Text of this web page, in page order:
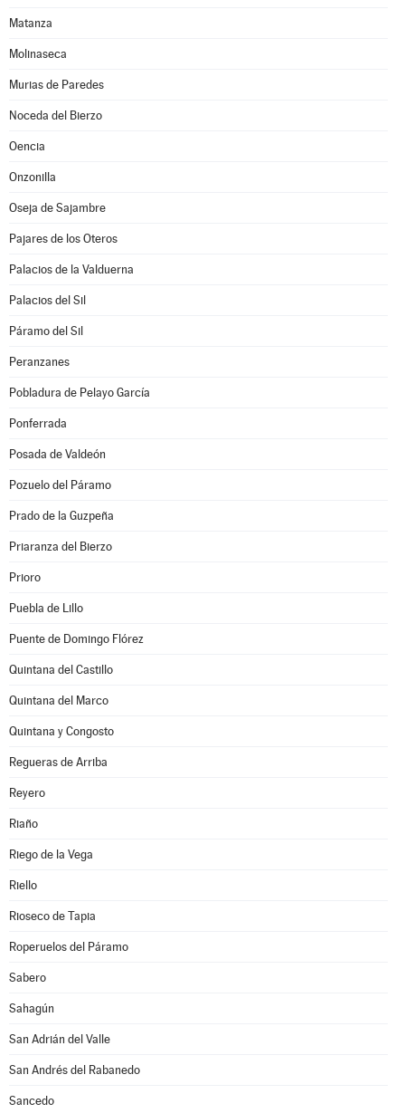
Matanza
Molinaseca
Murias de Paredes
Noceda del Bierzo
Oencia
Onzonilla
Oseja de Sajambre
Pajares de los Oteros
Palacios de la Valduerna
Palacios del Sil
Páramo del Sil
Peranzanes
Pobladura de Pelayo García
Ponferrada
Posada de Valdeón
Pozuelo del Páramo
Prado de la Guzpeña
Priaranza del Bierzo
Prioro
Puebla de Lillo
Puente de Domingo Flórez
Quintana del Castillo
Quintana del Marco
Quintana y Congosto
Regueras de Arriba
Reyero
Riaño
Riego de la Vega
Riello
Rioseco de Tapia
Roperuelos del Páramo
Sabero
Sahagún
San Adrián del Valle
San Andrés del Rabanedo
Sancedo